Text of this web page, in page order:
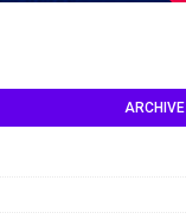
ARCHIVE